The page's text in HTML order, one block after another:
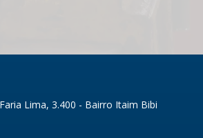
Lima, 3.400 - Bairro Itaim Bibi